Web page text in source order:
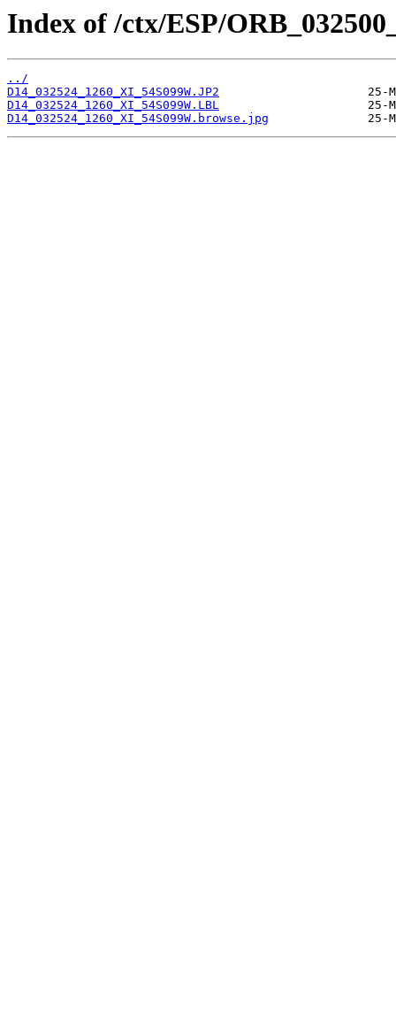
Index of /ctx/ESP/
../
D14_032524_1260_XI_54S099W.JP2
D14_032524_1260_XI_54S099W.LBL
D14_032524_1260_XI_54S099W.browse.jpg